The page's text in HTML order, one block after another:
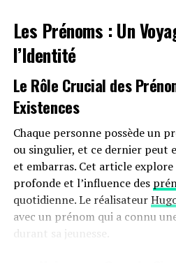
bonus écologique pour les
pour les particuliers pourraient
une adoption plus large.
Avenir Prometteur
Électrique
Malgré ces obstacles
quant au futur de la mobilité
professionnel. Les avancées
ainsi qu’un engagement
devraient continuer à favoriser
adoption accrue des véhicules
Les Prénoms : Un
l’Identité
Le Rôle Crucial des
Existences
Chaque personne possède un
ou singulier, et ce dernier peut
et embarras. Cet article
profonde et l’influence des
quotidienne. Le réalisateur
avec un prénom qui a connu
durant sa jeunesse.